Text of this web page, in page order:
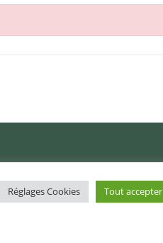
Action sociale (CCAS) /
Réglages Cookies Tout accepter